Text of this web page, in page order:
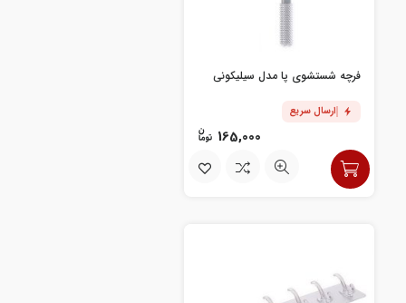
فرچه شستشوی پا مدل سیلیکونی
ارسال سریع
165,000